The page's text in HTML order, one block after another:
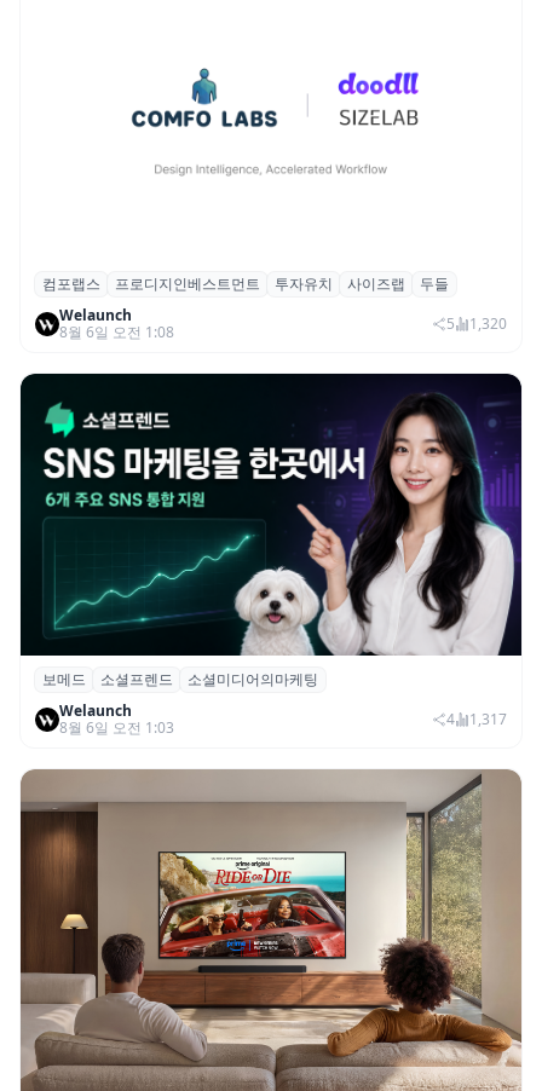
컴포랩스, 프로디지인베스트먼트로부터 시
드 투자 유치
컴포랩스 프로디지인베스트먼트 투자유치 사이즈랩
두들
Welaunch
8월 6일 오전 1:08
5 1,320
보메드 ‘소셜프렌드’, 유튜브·인스타 등 6개
SNS 마케팅 통합 지원
보메드 소셜프렌드
소셜미디어의마케팅
Welaunch
8월 6일 오전 1:03
4 1,317